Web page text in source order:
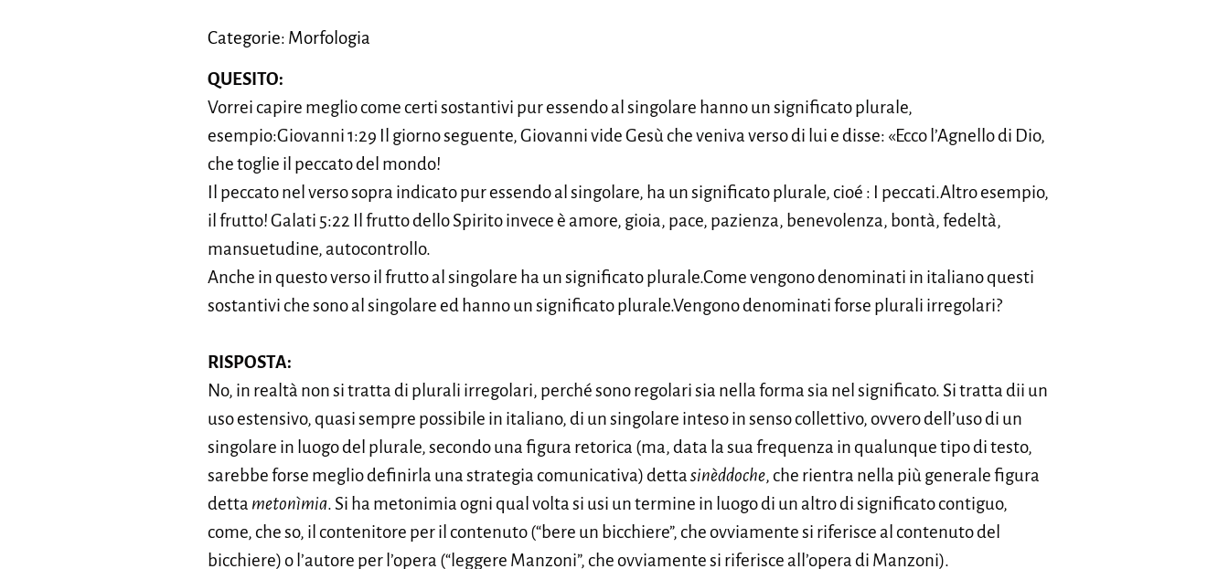
Categorie: Morfologia
QUESITO:
Vorrei capire meglio come certi sostantivi pur essendo al singolare hanno un significato plurale,
esempio:Giovanni 1:29 Il giorno seguente, Giovanni vide Gesù che veniva verso di lui e disse: «Ecco l’Agnello di Dio,
che toglie il peccato del mondo!
Il peccato nel verso sopra indicato pur essendo al singolare, ha un significato plurale, cioé : I peccati.Altro esempio,
il frutto! Galati 5:22 Il frutto dello Spirito invece è amore, gioia, pace, pazienza, benevolenza, bontà, fedeltà,
mansuetudine, autocontrollo.
Anche in questo verso il frutto al singolare ha un significato plurale.Come vengono denominati in italiano questi
sostantivi che sono al singolare ed hanno un significato plurale.Vengono denominati forse plurali irregolari?
RISPOSTA:
No, in realtà non si tratta di plurali irregolari, perché sono regolari sia nella forma sia nel significato. Si tratta dii un
uso estensivo, quasi sempre possibile in italiano, di un singolare inteso in senso collettivo, ovvero dell’uso di un
singolare in luogo del plurale, secondo una figura retorica (ma, data la sua frequenza in qualunque tipo di testo,
sarebbe forse meglio definirla una strategia comunicativa) dettasinèddoche, che rientra nella più generale figura
detta metonìmia. Si ha metonimia ogni qual volta si usi un termine in luogo di un altro di significato contiguo,
come, che so, il contenitore per il contenuto (“bere un bicchiere”, che ovviamente si riferisce al contenuto del
bicchiere) o l’autore per l’opera (“leggere Manzoni”, che ovviamente si riferisce all’opera di Manzoni).